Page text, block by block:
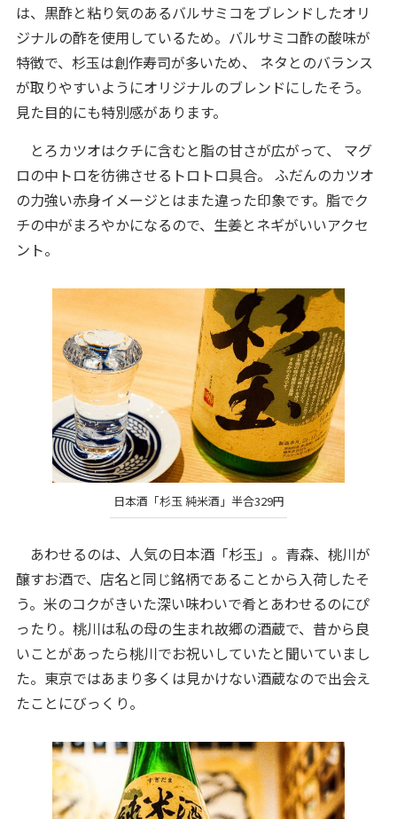
は、黒酢と粘り気のあるバルサミコをブレンドしたオリ
ジナルの酢を使用しているため。バルサミコ酢の酸味が
特徴で、杉玉は創作寿司が多いため、 ネタとのバランス
が取りやすいようにオリジナルのブレンドにしたそう。
見た目的にも特別感があります。
とろカツオはクチに含むと脂の甘さが広がって、 マグ
ロの中トロを彷彿させるトロトロ具合。 ふだんのカツオ
の力強い赤身イメージとはまた違った印象です。脂でク
チの中がまろやかになるので、生姜とネギがいいアクセ
ント。
日本酒「杉玉 純米酒」半合329円
あわせるのは、人気の日本酒「杉玉」。青森、桃川が
醸すお酒で、店名と同じ銘柄であることから入荷したそ
う。米のコクがきいた深い味わいで肴とあわせるのにぴ
ったり。桃川は私の母の生まれ故郷の酒蔵で、昔から良
いことがあったら桃川でお祝いしていたと聞いていまし
た。東京ではあまり多くは見かけない酒蔵なので出会え
たことにびっくり。